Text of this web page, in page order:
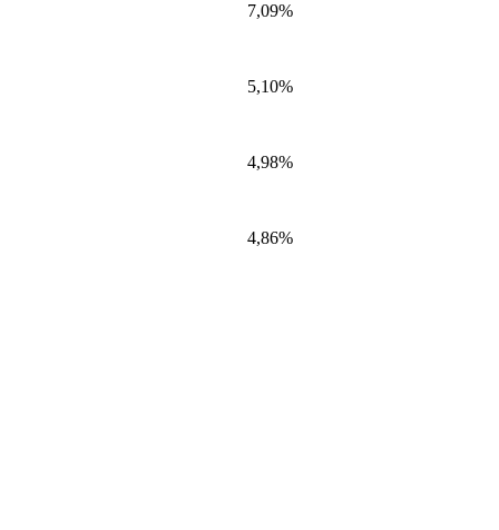
7,09%
5,10%
4,98%
4,86%